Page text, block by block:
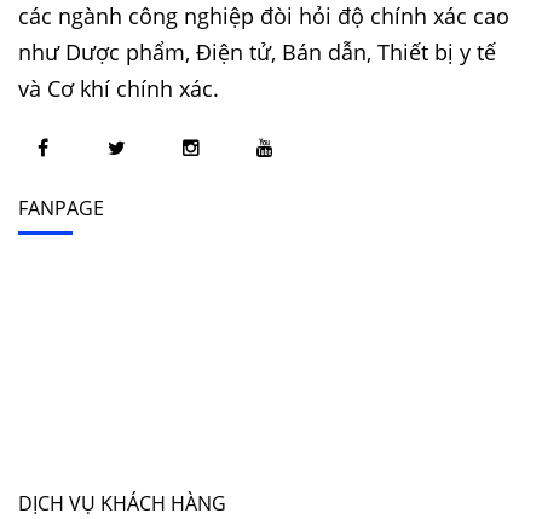
các ngành công nghiệp đòi hỏi độ chính xác cao
như Dược phẩm, Điện tử, Bán dẫn, Thiết bị y tế
và Cơ khí chính xác.
FANPAGE
DỊCH VỤ KHÁCH HÀNG